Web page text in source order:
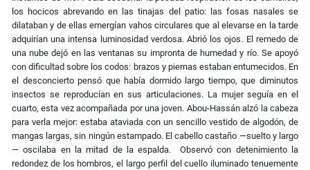
los hocicos abrevando en las tinajas del patio: las fosas nasales se
dilataban y de ellas emergían vahos circulares que al elevarse en la tarde
adquirían una intensa luminosidad verdosa. Abrió los ojos. El remedo de
una nube dejó en las ventanas su impronta de humedad y río. Se apoyó
con dificultad sobre los codos: brazos y piernas estaban entumecidos. En
el desconcierto pensó que había dormido largo tiempo, que diminutos
insectos se reproducían en sus articulaciones. La mujer seguía en el
cuarto, esta vez acompañada por una joven. Abou-Hassán alzó la cabeza
para verla mejor: estaba ataviada con un sencillo vestido de algodón, de
mangas largas, sin ningún estampado. El cabello castaño —suelto y largo
— oscilaba en la mitad de la espalda. Observó con detenimiento la
redondez de los hombros, el largo perfil del cuello iluminado tenuemente